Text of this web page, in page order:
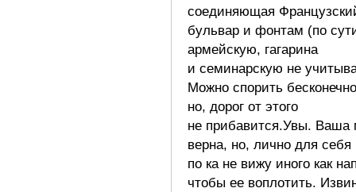
соединяющая
бульвар и фонтам (по
армейскую, гагарина
и семинарскую не
Можно спорить
но, дорог от этого
не прибавится.Увы. Ваша
верна, но, лично для себя
по ка не вижу иного как
чтобы ее воплотить.